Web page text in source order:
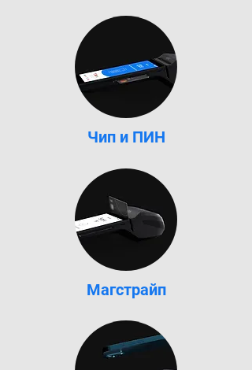
Чип и ПИН
Магстрайп